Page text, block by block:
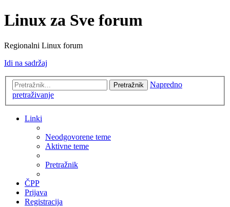
Linux za Sve forum
Regionalni Linux forum
Idi na sadržaj
Pretražnik
Napredno
pretraživanje
Linki
Neodgovorene teme
Aktivne teme
Pretražnik
ČPP
Prijava
Registracija